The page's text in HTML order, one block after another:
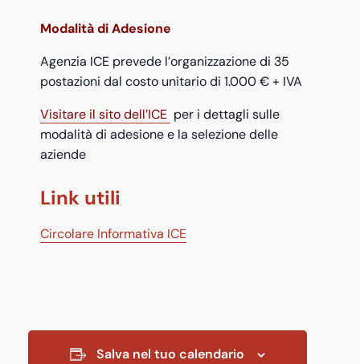
Modalità di Adesione
Agenzia ICE prevede l’organizzazione di 35
postazioni dal costo unitario di 1.000 € + IVA
Visitare il sito dell’ICE per i dettagli sulle
modalità di adesione e la selezione delle
aziende
Link utili
Circolare Informativa ICE
Salva nel tuo calendario